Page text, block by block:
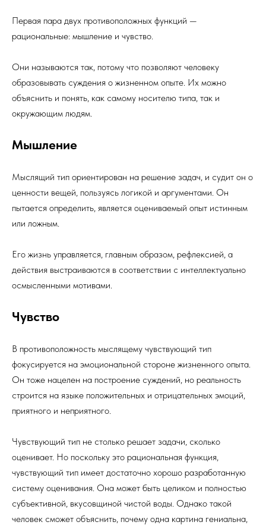
Первая пара двух противоположных функций —
рациональные: мышление и чувство.
Они называются так, потому что позволяют человеку
образовывать суждения о жизненном опыте. Их можно
объяснить и понять, как самому носителю типа, так и
окружающим людям.
Мышление
Мыслящий тип ориентирован на решение задач, и судит он о
ценности вещей, пользуясь логикой и аргументами. Он
пытается определить, является оцениваемый опыт истинным
или ложным.
Его жизнь управляется, главным образом, рефлексией, а
действия выстраиваются в соответствии с интеллектуально
осмысленными мотивами.
Чувство
В противоположность мыслящему чувствующий тип
фокусируется на эмоциональной стороне жизненного опыта.
Он тоже нацелен на построение суждений, но реальность
строится на языке положительных и отрицательных эмоций,
приятного и неприятного.
Чувствующий тип не столько решает задачи, сколько
оценивает. Но поскольку это рациональная функция,
чувствующий тип имеет достаточно хорошо разработанную
систему оценивания. Она может быть целиком и полностью
субъективной, вкусовщиной чистой воды. Однако такой
человек сможет объяснить, почему одна картина гениальна,